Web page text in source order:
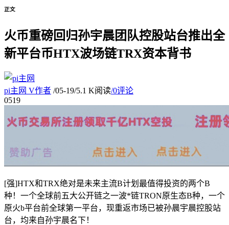
正文
火币重磅回归孙宇晨团队控股站台推出全
新平台币HTX波场链TRX资本背书
pi主网 V作者 /05-19/5.1 K阅读/0评论
0519
[强]HTX和TRX绝对是未来主流B计划最值得投资的两个B
种！一个全球前五大公开链之一波*链TRON原生态B种，一个
原火b平台前全球第一平台，现重返市场已被孙晨宇晨控股站
台，均来自孙宇晨名下！